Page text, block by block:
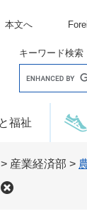
本文へ
キーワード検索
o
e
タ
ム
福祉
> 産業経済部 >